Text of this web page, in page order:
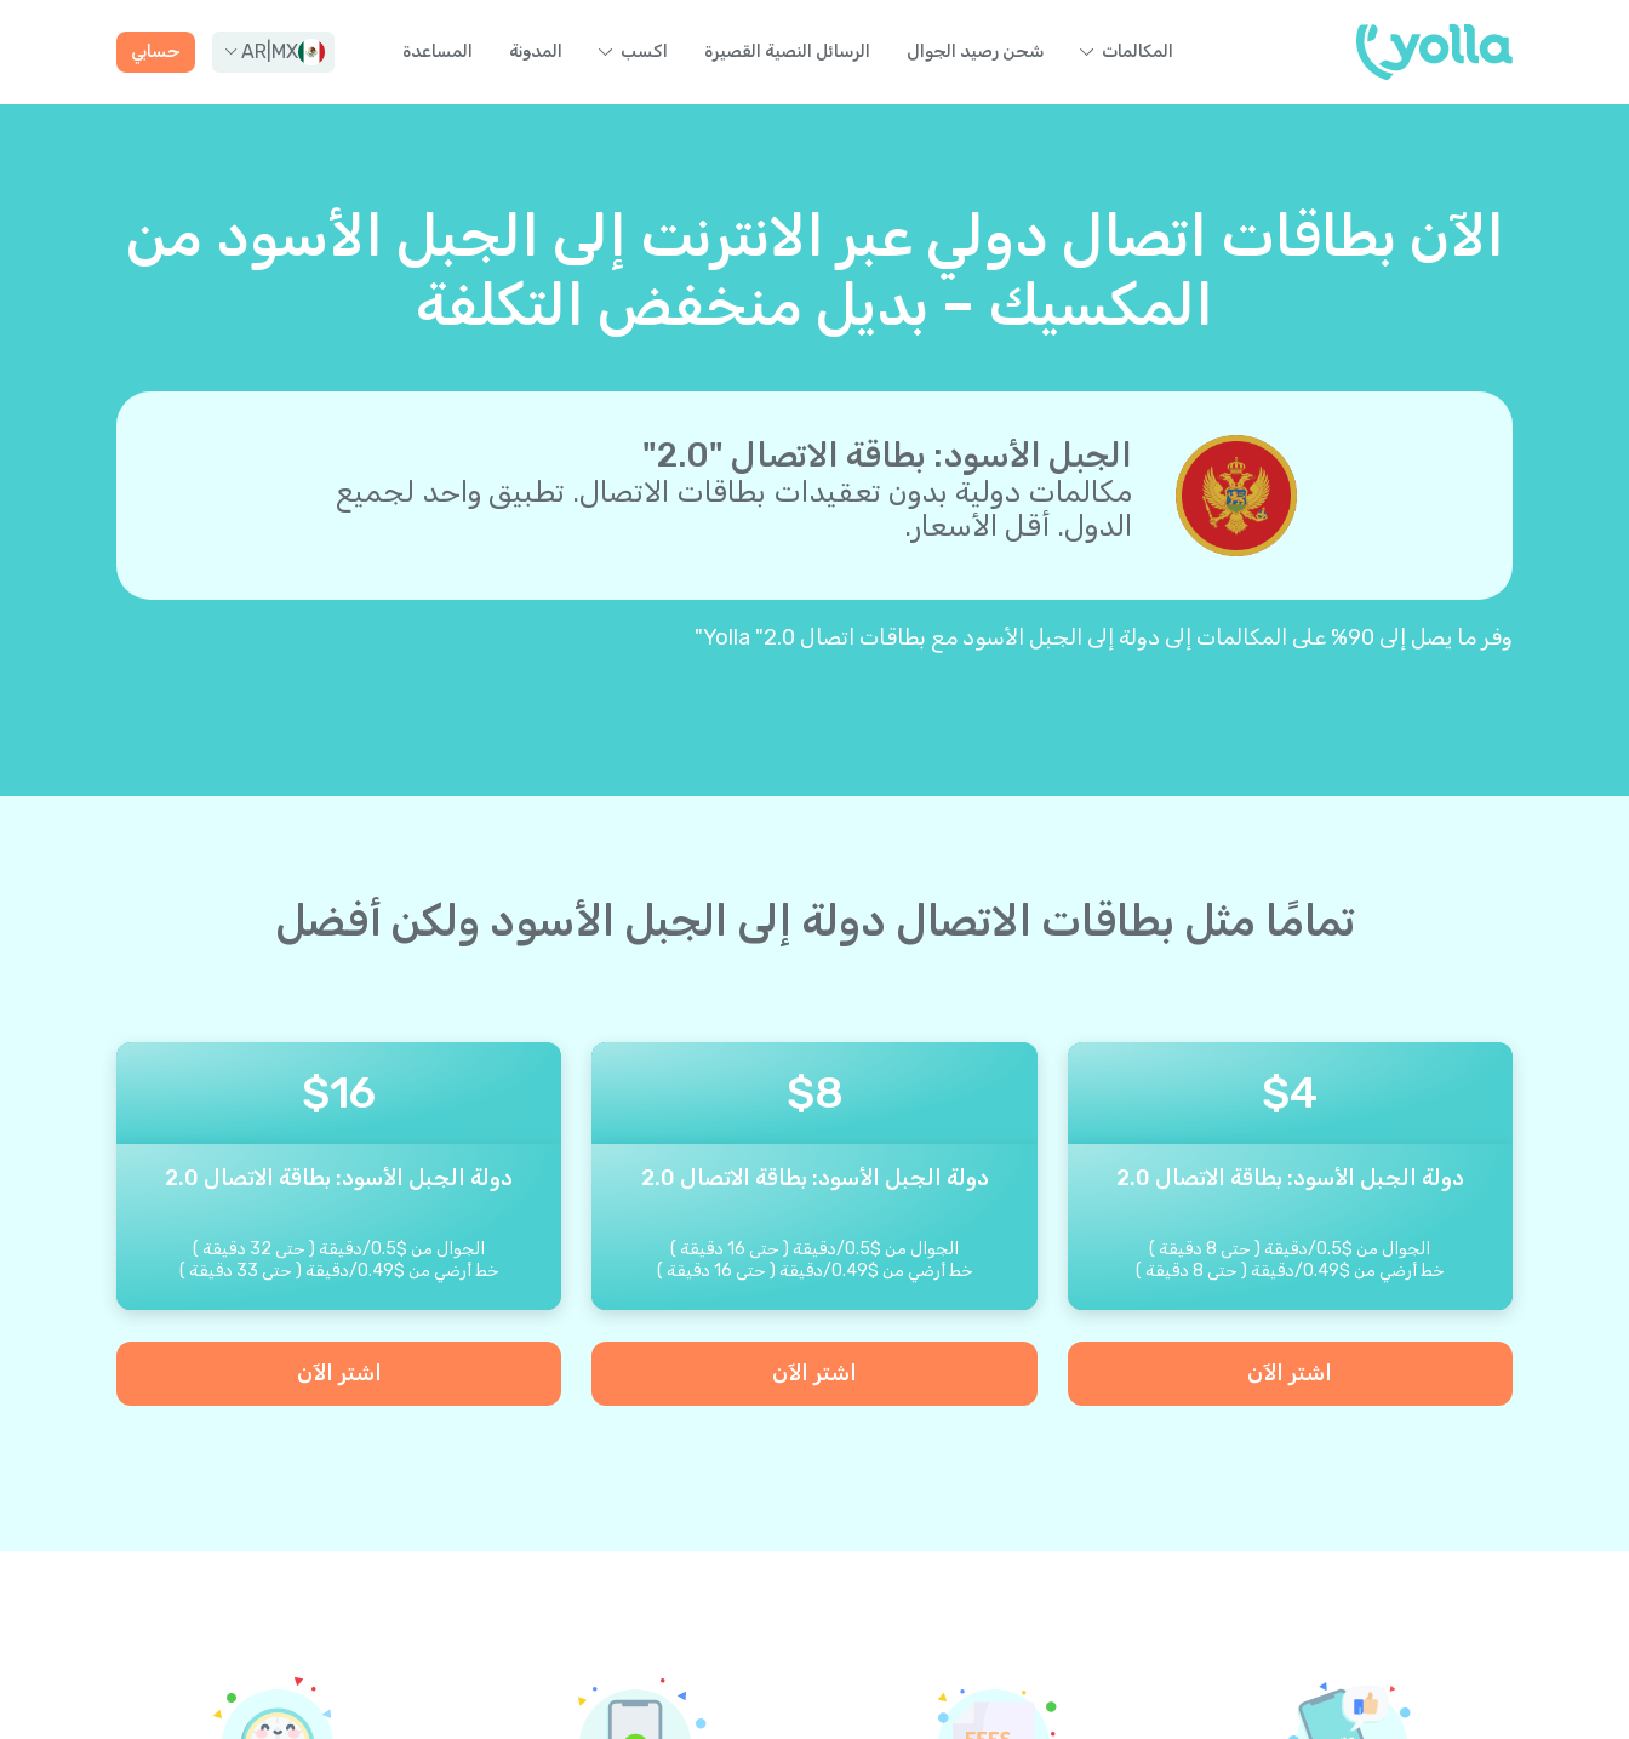
المكالمات شحن رصيد الجوال الرسائل النصية القصيرة اكسب المدونة المساعدة MX
AR حسابي
الآن بطاقات اتصال دولي عبر الانترنت إلى الجبل الأسود من
المكسيك – بديل منخفض التكلفة
الجبل الأسود: بطاقة الاتصال "2.0"
مكالمات دولية بدون تعقيدات بطاقات الاتصال. تطبيق واحد لجميع
الدول. أقل الأسعار.
وفر ما يصل إلى 90% على المكالمات إلى دولة إلى الجبل الأسود مع بطاقات اتصال Yolla "2.0"
تمامًا مثل بطاقات الاتصال دولة إلى الجبل الأسود ولكن أفضل
$4
دولة الجبل الأسود: بطاقة الاتصال 2.0
الجوال من $
0.5
/دقيقة ( حتى 8 دقيقة )
خط أرضي من $
0.49
/دقيقة ( حتى 8 دقيقة )
اشتر الآن
$8
دولة الجبل الأسود: بطاقة الاتصال 2.0
الجوال من $
0.5
/دقيقة ( حتى 16 دقيقة )
خط أرضي من $
0.49
/دقيقة ( حتى 16 دقيقة )
اشتر الآن
$16
دولة الجبل الأسود: بطاقة الاتصال 2.0
الجوال من $
0.5
/دقيقة ( حتى 32 دقيقة )
خط أرضي من $
0.49
/دقيقة ( حتى 33 دقيقة )
اشتر الآن